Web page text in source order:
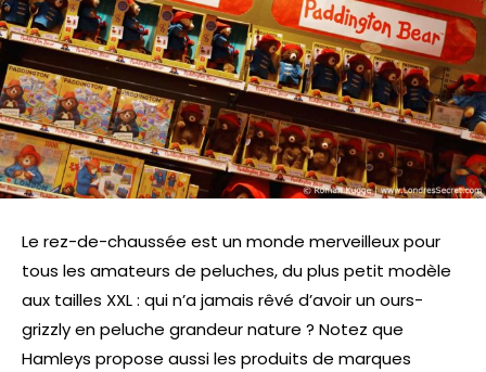
Le rez-de-chaussée est un monde merveilleux pour
tous les amateurs de peluches, du plus petit modèle
aux tailles XXL : qui n’a jamais rêvé d’avoir un ours-
grizzly en peluche grandeur nature ? Notez que
Hamleys propose aussi les produits de marques